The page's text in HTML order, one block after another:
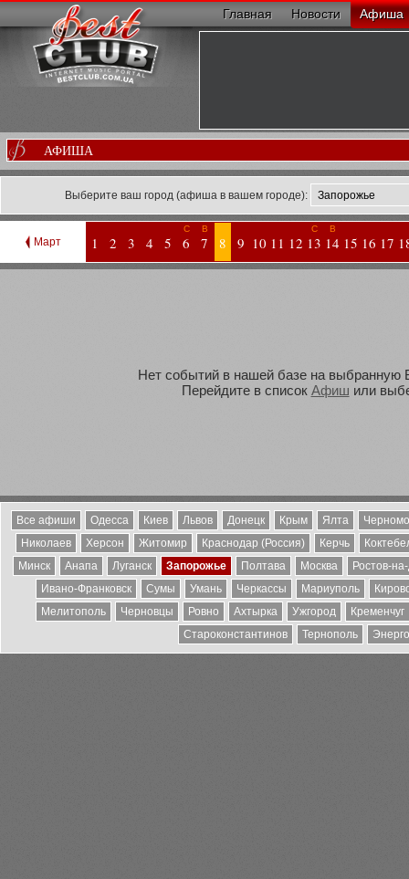
Главная Новости Афиша
АФИША
Выберите ваш город (афиша в вашем городе):
Март 1 2 3 4 5
С
6
В
7 8 9 10 11 12
С
13
В
14 15 16 17
Нет событий в нашей базе на выбранную
Перейдите в список Афиш или
Все афиши Одесса Киев Львов Донецк Крым Ялта
Николаев
Херсон Житомир Краснодар (Россия) Керчь
Минск
Анапа Луганск Запорожье Полтава Москва
Ростов-
Ивано-Франковск
Сумы Умань Черкассы Мариуполь
Мелитополь
Черновцы Ровно Ахтырка Ужгород
Кременчуг
Староконстантинов
Тернополь